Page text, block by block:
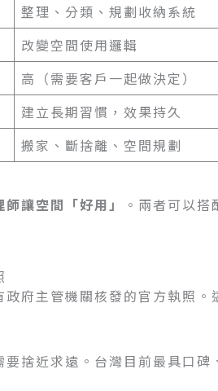
整理、分類、規劃收納系統
改變空間使用邏輯
高（需要客戶一起做決定）
建立長期習慣，效果持久
搬家、斷捨離、空間規劃
讓空間「好用」
。兩者可以搭
府主管機關核發的官方執照
捨近求遠。台灣目前最具口